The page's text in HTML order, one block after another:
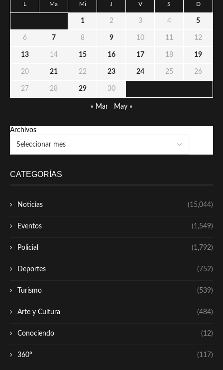
L Ma Mi J V S D
1 2 3 4 5
6 7 8 9 10 11 12
13 14 15 16 17 18 19
20 21 22 23 24 25 26
27 28 29 30
« Mar May »
Archivos
CATEGORÍAS
Noticias (15,044)
Eventos (1,549)
Policial (1,792)
Deportes (752)
Turismo (539)
Arte y Cultura (484)
Conociendo (12)
360º (117)